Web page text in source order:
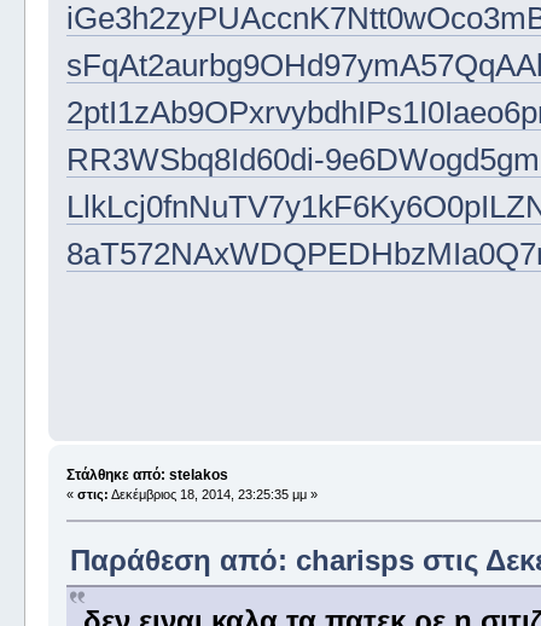
RR3WSbq8Id60di-
Στάλθηκε από: stelakos
« στις: Δεκέμβριος 18, 2014, 23:25:35 μμ »
Παράθεση από: charisps στις